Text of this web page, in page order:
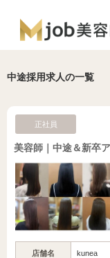
中途採用求人の一覧
正社員
美容師｜中途＆新卒
店舗名 kunea